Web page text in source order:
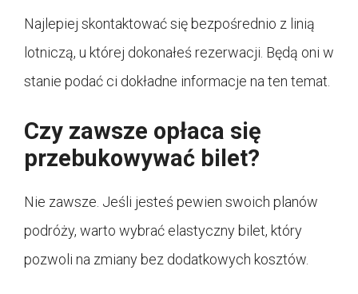
Najlepiej skontaktować się bezpośrednio z linią
lotniczą, u której dokonałeś rezerwacji. Będą oni w
stanie podać ci dokładne informacje na ten temat.
Czy zawsze opłaca się
przebukowywać bilet?
Nie zawsze. Jeśli jesteś pewien swoich planów
podróży, warto wybrać elastyczny bilet, który
pozwoli na zmiany bez dodatkowych kosztów.